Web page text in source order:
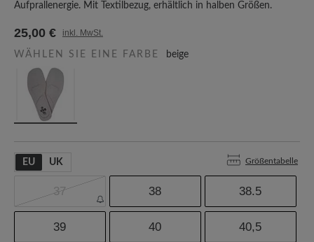
Aufprallenergie. Mit Textilbezug, erhältlich in halben Größen.
25,00 € inkl. MwSt.
WÄHLEN SIE EINE FARBE beige
EU UK Größentabelle
37 38 38.5
39 40 40,5